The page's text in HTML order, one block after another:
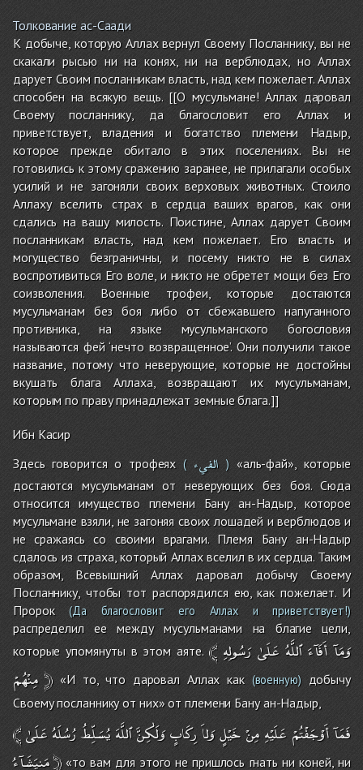
Толкование ас-Саади
К добыче, которую Аллах вернул Своему Посланнику, вы не
скакали рысью ни на конях, ни на верблюдах, но Аллах
дарует Своим посланникам власть, над кем пожелает. Аллах
способен на всякую вещь. [[О мусульмане! Аллах даровал
Своему посланнику, да благословит его Аллах и
приветствует, владения и богатство племени Надыр,
которое прежде обитало в этих поселениях. Вы не
готовились к этому сражению заранее, не прилагали особых
усилий и не загоняли своих верховых животных. Стоило
Аллаху вселить страх в сердца ваших врагов, как они
сдались на вашу милость. Поистине, Аллах дарует Своим
посланникам власть, над кем пожелает. Его власть и
могущество безграничны, и посему никто не в силах
воспротивиться Его воле, и никто не обретет мощи без Его
соизволения. Военные трофеи, которые достаются
мусульманам без боя либо от сбежавшего напуганного
противника, на языке мусульманского богословия
называются фей ‘нечто возвращенное’. Они получили такое
название, потому что неверующие, которые не достойны
вкушать блага Аллаха, возвращают их мусульманам,
которым по праву принадлежат земные блага.]]
Ибн Касир
Здесь говорится о трофеях ( الفيء ) «аль-фай», которые
достаются мусульманам от неверующих без боя. Сюда
относится имущество племени Бану ан-Надыр, которое
мусульмане взяли, не загоняя своих лошадей и верблюдов и
не сражаясь со своими врагами. Племя Бану ан-Надыр
сдалось из страха, который Аллах вселил в их сердца. Таким
образом, Всевышний Аллах даровал добычу Своему
Посланнику, чтобы тот распорядился ею, как пожелает. И
Пророк(Да благословит его Аллах и приветствует!)
распределил ее между мусульманами на благие цели,
которые упомянуты в этом аяте. ﴾ وَمَآأَفَآءَ ٱللَّهُعَلَىٰ رَسُولِهِ
مِنْهُمْ ﴿«И то, что даровал Аллах как(военную)добычу
Своему посланнику от них» от племени Бану ан-Надыр,
﴾ فَمَآأَوْجَفْتُمْعَلَيْهِمِنْخَيْلٍوَلاَرِكَابٍوَلَٰكِنَّٱللَّهَيُسَلِّطُرُسُلَهُعَلَىٰ
مَنيَشَآءُ﴿«то вам для этого не пришлось гнать ни коней, ни